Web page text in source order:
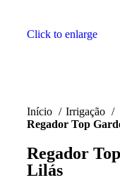
Click to enlarge
Início
Irrigação
Regador Top
Regador
Lilás